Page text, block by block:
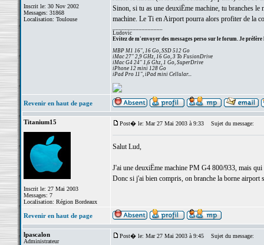
Inscrit le: 30 Nov 2002
Messages: 31868
Localisation: Toulouse
Sinon, si tu as une deuxiËme machine, tu branches le
machine. Le Ti en Airport pourra alors profiter de la
Ludovic
Evitez de m'envoyer des messages perso sur le forum. Je préfère
MBP M1 16", 16 Go, SSD 512 Go
iMac 27" 2,9 GHz, 16 Go, 3 To FusionDrive
iMac G4 24" 1,6 Ghz, 1 Go, SuperDrive
iPhone 12 mini 128 Go
iPad Pro 11", iPad mini Cellular...
Revenir en haut de page
Titanium15
Inscrit le: 27 Mai 2003
Messages: 7
Localisation: Région Bordeaux
Post� le: Mar 27 Mai 2003 à 9:33 Sujet du message:
Salut Lud,
J'ai une deuxiËme machine PM G4 800/933, mais qui
Donc si j'ai bien compris, on branche la borne airport
Revenir en haut de page
lpascalon
Administrateur
Post� le: Mar 27 Mai 2003 à 9:45 Sujet du message: